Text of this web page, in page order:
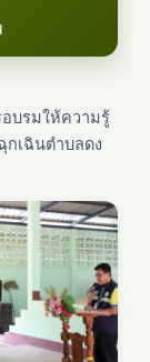
บรมให้ความรู้
เฉินตำบลดง